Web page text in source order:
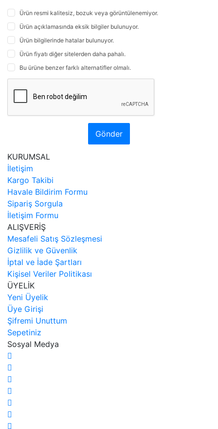
Ürün resmi kalitesiz, bozuk veya görüntülenemiyor.
Ürün açıklamasında eksik bilgiler bulunuyor.
Ürün bilgilerinde hatalar bulunuyor.
Ürün fiyatı diğer sitelerden daha pahalı.
Bu ürüne benzer farklı alternatifler olmalı.
Gönder
KURUMSAL
İletişim
Kargo Takibi
Havale Bildirim Formu
Sipariş Sorgula
İletişim Formu
ALIŞVERİŞ
Mesafeli Satış Sözleşmesi
Gizlilik ve Güvenlik
İptal ve İade Şartları
Kişisel Veriler Politikası
ÜYELİK
Yeni Üyelik
Üye Girişi
Şifremi Unuttum
Sepetiniz
Sosyal Medya